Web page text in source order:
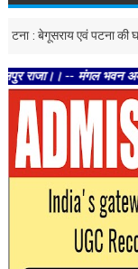
एवं पटना की घटनाओं
-- मंगल भवन अमंगल